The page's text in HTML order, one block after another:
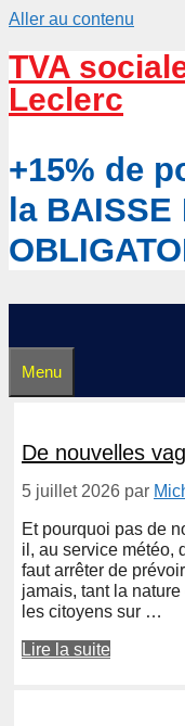
Aller au contenu
TVA
Leclerc
+15% de
la
Menu
De nouvelles
5 juillet 2026 par
Et pourquoi pas de
il, au service météo,
faut arrêter de
jamais, tant la
les citoyens sur …
Lire la suite